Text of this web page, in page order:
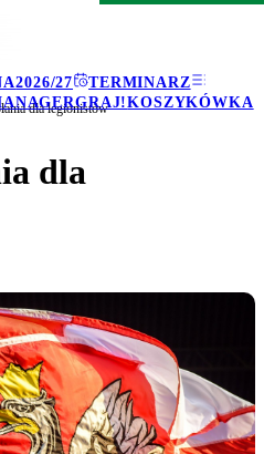
2026/27
TERMINARZ
GRAJ!KOSZYKÓWKA
dla legionistów
dla